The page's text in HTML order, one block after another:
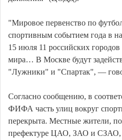
"Мировое первенство по
спортивным событием года в
15 июля 11 российских
мира… В Москве будут
"Лужники" и "Спартак", —
Согласно сообщению, в
ФИФА часть улиц вокруг
перекрыта. Местные жители,
префектуре ЦАО, ЗАО и СЗАО,